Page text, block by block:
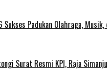
Sukses Padukan Olahraga, Musik,
Surat Resmi KPI, Raja